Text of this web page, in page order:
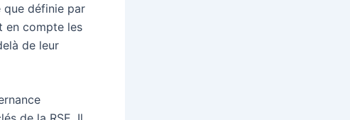
que définie par
en compte les
de leur